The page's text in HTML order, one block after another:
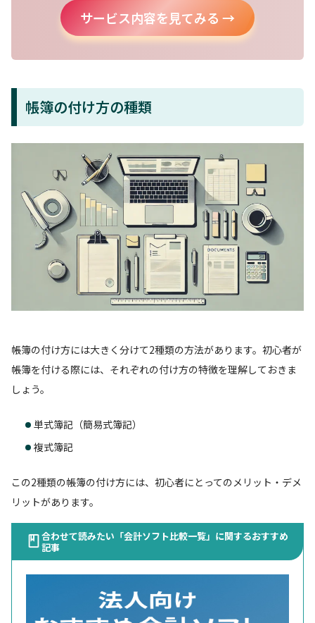
サービス内容を見てみる →
帳簿の付け方の種類
帳簿の付け方には大きく分けて2種類の方法があります。初心者が
帳簿を付ける際には、それぞれの付け方の特徴を理解しておきま
しょう。
単式簿記（簡易式簿記）
複式簿記
この2種類の帳簿の付け方には、初心者にとってのメリット・デメ
リットがあります。
合わせて読みたい「会計ソフト比較一覧」に関するおすすめ
記事